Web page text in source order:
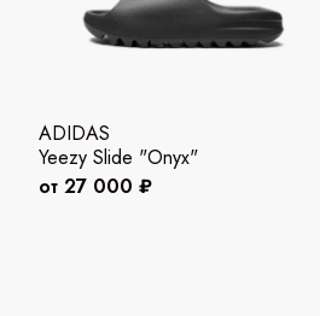
ADIDAS
Yeezy Slide "Onyx"
от 27 000 ₽